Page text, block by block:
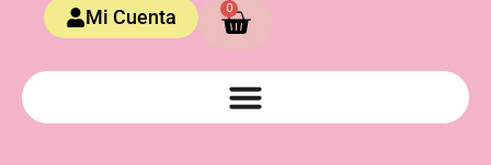
Mi Cuenta 0
Carrito